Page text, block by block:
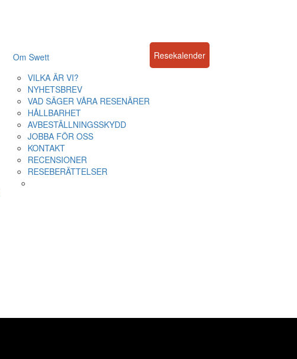
Om Swett
VILKA ÄR VI?
NYHETSBREV
VAD SÄGER VÅRA RESENÄRER
HÅLLBARHET
AVBESTÄLLNINGSSKYDD
JOBBA FÖR OSS
KONTAKT
RECENSIONER
RESEBERÄTTELSER
Resekalender